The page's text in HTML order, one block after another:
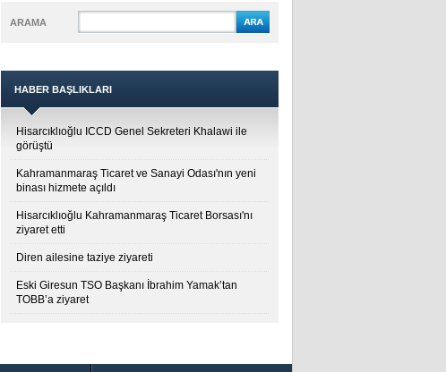
ARAMA
HABER BAŞLIKLARI
Hisarcıklıoğlu ICCD Genel Sekreteri Khalawi ile
görüştü
Kahramanmaraş Ticaret ve Sanayi Odası'nın yeni
binası hizmete açıldı
Hisarcıklıoğlu Kahramanmaraş Ticaret Borsası'nı
ziyaret etti
Diren ailesine taziye ziyareti
Eski Giresun TSO Başkanı İbrahim Yamak’tan
TOBB’a ziyaret